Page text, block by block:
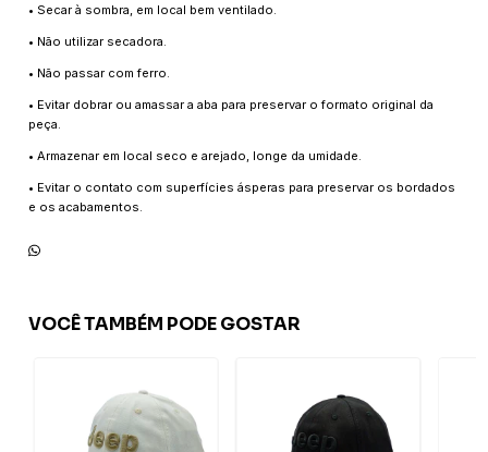
• Secar à sombra, em local bem ventilado.
• Não utilizar secadora.
• Não passar com ferro.
• Evitar dobrar ou amassar a aba para preservar o formato original da
peça.
• Armazenar em local seco e arejado, longe da umidade.
• Evitar o contato com superfícies ásperas para preservar os bordados
e os acabamentos.
VOCÊ TAMBÉM PODE GOSTAR